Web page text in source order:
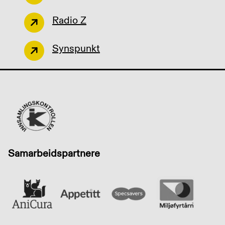
Radio Z
Synspunkt
Samarbeidspartnere